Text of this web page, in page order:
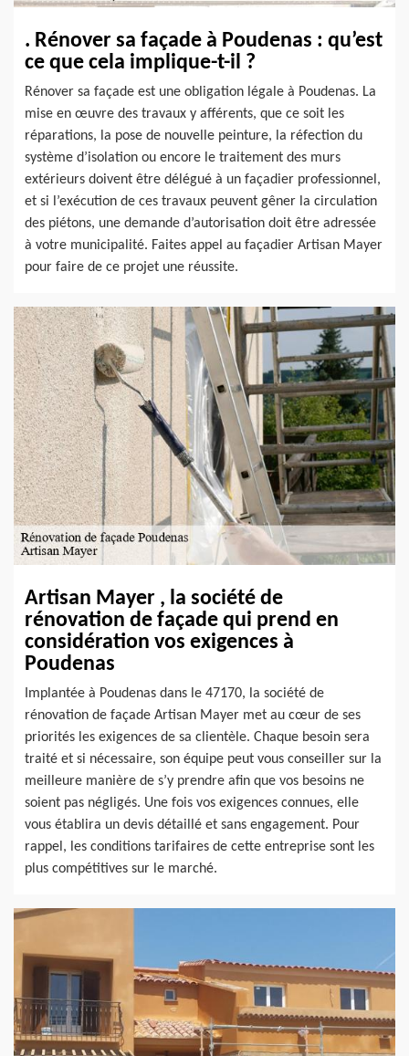
. Rénover sa façade à Poudenas : qu’est
ce que cela implique-t-il ?
Rénover sa façade est une obligation légale à Poudenas. La
mise en œuvre des travaux y afférents, que ce soit les
réparations, la pose de nouvelle peinture, la réfection du
système d’isolation ou encore le traitement des murs
extérieurs doivent être délégué à un façadier professionnel,
et si l’exécution de ces travaux peuvent gêner la circulation
des piétons, une demande d’autorisation doit être adressée
à votre municipalité. Faites appel au façadier Artisan Mayer
pour faire de ce projet une réussite.
Artisan Mayer , la société de
rénovation de façade qui prend en
considération vos exigences à
Poudenas
Implantée à Poudenas dans le 47170, la société de
rénovation de façade Artisan Mayer met au cœur de ses
priorités les exigences de sa clientèle. Chaque besoin sera
traité et si nécessaire, son équipe peut vous conseiller sur la
meilleure manière de s’y prendre afin que vos besoins ne
soient pas négligés. Une fois vos exigences connues, elle
vous établira un devis détaillé et sans engagement. Pour
rappel, les conditions tarifaires de cette entreprise sont les
plus compétitives sur le marché.